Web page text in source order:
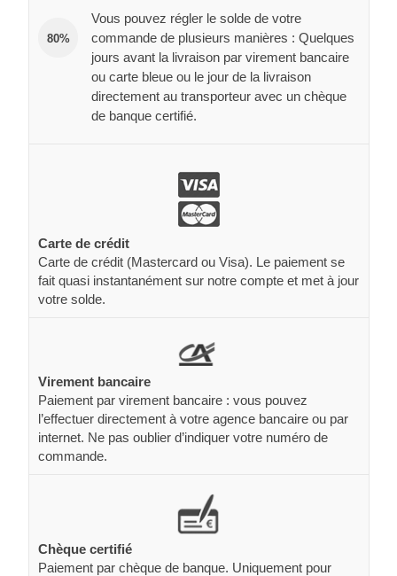
80%
Vous pouvez régler le solde de votre
commande de plusieurs manières : Quelques
jours avant la livraison par virement bancaire
ou carte bleue ou le jour de la livraison
directement au transporteur avec un chèque
de banque certifié.
Carte de crédit
Carte de crédit (Mastercard ou Visa). Le paiement se
fait quasi instantanément sur notre compte et met à jour
votre solde.
Virement bancaire
Paiement par virement bancaire : vous pouvez
l’effectuer directement à votre agence bancaire ou par
internet. Ne pas oublier d’indiquer votre numéro de
commande.
Chèque certifié
Paiement par chèque de banque. Uniquement pour